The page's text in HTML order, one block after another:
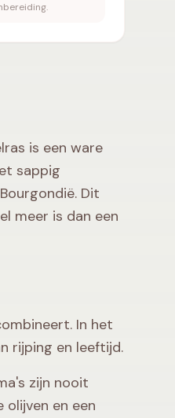
is een ware
sappig
Dit
meer is dan een
In het
rijping en leeftijd.
zijn nooit
en een